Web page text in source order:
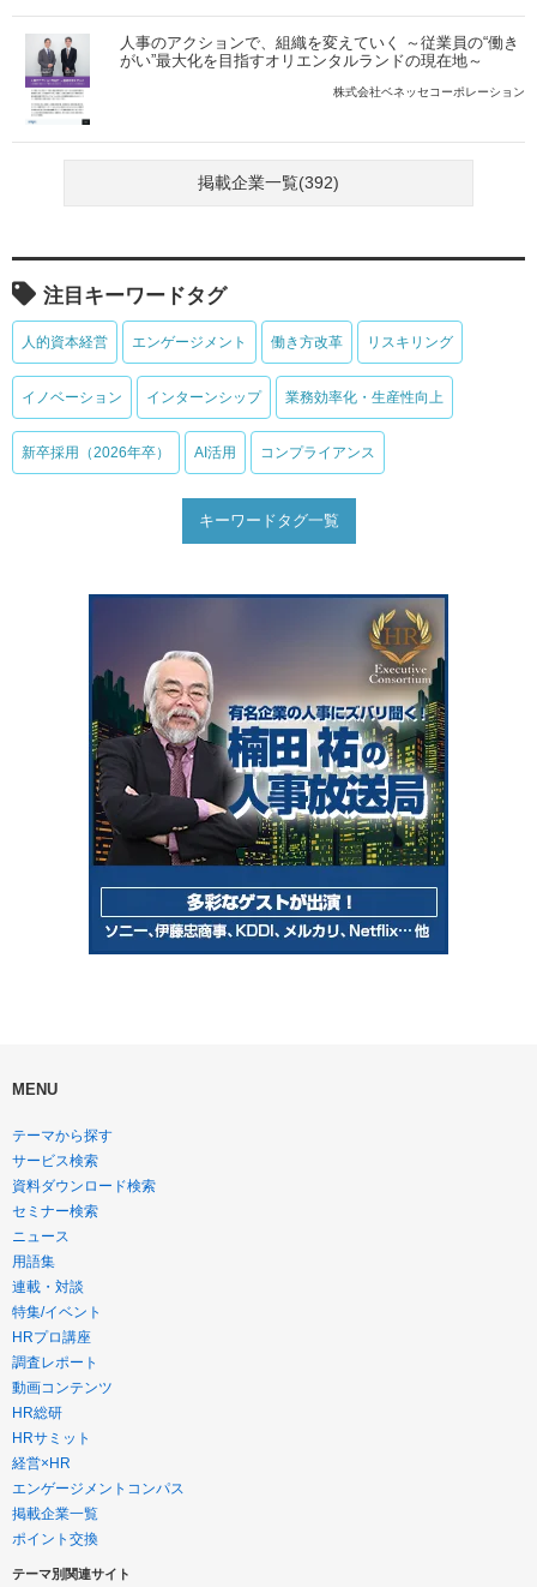
人事のアクションで、組織を変えていく ～従業員の“働き
がい”最大化を目指すオリエンタルランドの現在地～
株式会社ベネッセコーポレーション
掲載企業一覧(392)
注目キーワードタグ
人的資本経営 エンゲージメント 働き方改革 リスキリング
イノベーション インターンシップ 業務効率化・生産性向上
新卒採用（2026年卒） AI活用 コンプライアンス
キーワードタグ一覧
MENU
テーマから探す
サービス検索
資料ダウンロード検索
セミナー検索
ニュース
用語集
連載・対談
特集/イベント
HRプロ講座
調査レポート
動画コンテンツ
HR総研
HRサミット
経営×HR
エンゲージメントコンパス
掲載企業一覧
ポイント交換
テーマ別関連サイト